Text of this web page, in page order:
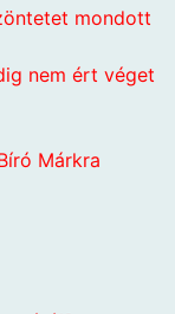
mondott
nem ért véget
Márkra